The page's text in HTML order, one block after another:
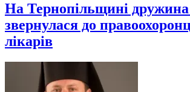
На Тернопільщині дружина
звернулася до
лікарів